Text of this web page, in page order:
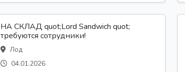
НА СКЛАД quot;Lord Sandwich quot;
требуются сотрудники!
Лод
04.01.2026